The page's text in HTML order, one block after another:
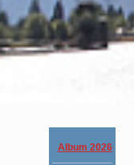
Album 2026